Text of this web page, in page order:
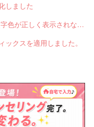
しました
【LINE対応Web予約】カレンダーの文字色が正しく表示されないバグを修正しました。
ックスを適用しました。